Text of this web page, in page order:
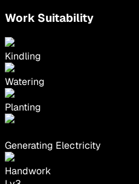
Work Suitability
Kindling
Watering
Planting
Generating Electricity
Handwork